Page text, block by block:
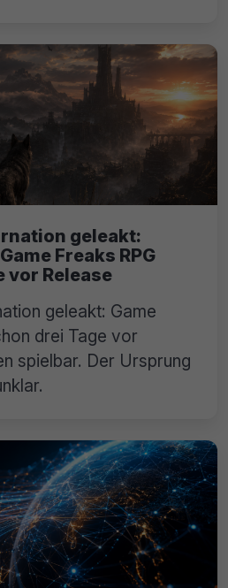
geleakt:
Freaks RPG
vor Release
geleakt: Game
drei Tage vor
spielbar. Der Ursprung